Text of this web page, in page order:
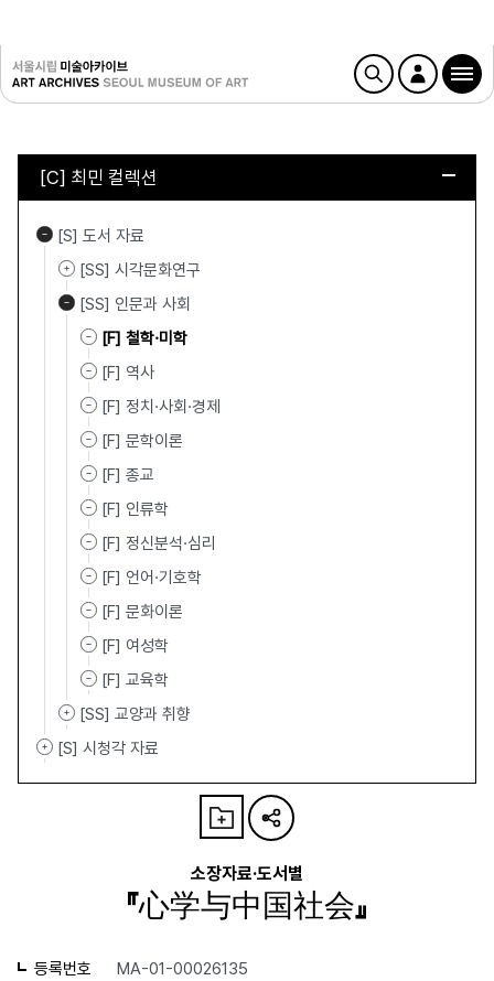
[C] 최민 컬렉션
[S] 도서 자료
[SS] 시각문화연구
[SS] 인문과 사회
[F] 철학·미학
[F] 역사
[F] 정치·사회·경제
[F] 문학이론
[F] 종교
[F] 인류학
[F] 정신분석·심리
[F] 언어·기호학
[F] 문화이론
[F] 여성학
[F] 교육학
[SS] 교양과 취향
[S] 시청각 자료
소장자료·도서별
『心学与中国社会』
등록번호 MA-01-00026135